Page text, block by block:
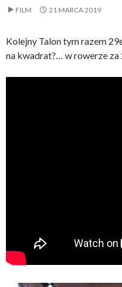
FILM 21 MARCA 2019
Kolejny Talon tym razem
na kwadrat?… w rowerze za